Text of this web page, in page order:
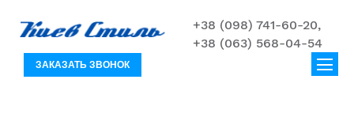
+38 (098) 741-60-20,
+38 (063) 568-04-54
ЗАКАЗАТЬ ЗВОНОК